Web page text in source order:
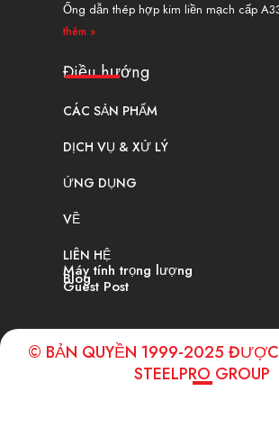
Ống dẫn thép hợp kim liền mạch cấp
thêm »
Điều hướng
CÁC SẢN PHẨM
DỊCH VỤ & XỬ LÝ
ỨNG DỤNG
VỀ
LIÊN HỆ
Máy tính trọng lượng
Blog
Guest Post
© BẢN QUYỀN 1999-2025
STEELPRO GROUP